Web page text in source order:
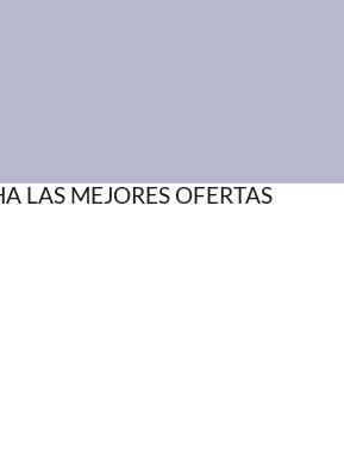
LAS MEJORES OFERTAS